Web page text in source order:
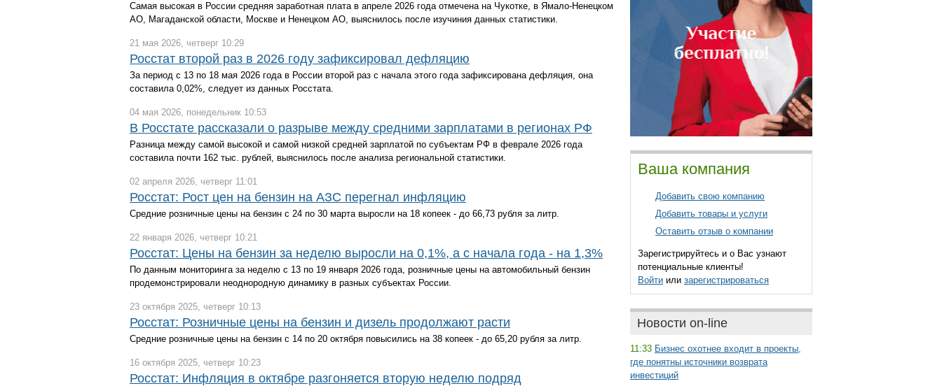
Самая высокая в России средняя заработная плата в апреле 2026 года отмечена на Чукотке, в Ямало-Ненецком
АО, Магаданской области, Москве и Ненецком АО, выяснилось после изучиния данных статистики.
21 мая 2026, четверг 10:29
Росстат второй раз в 2026 году зафиксировал дефляцию
За период с 13 по 18 мая 2026 года в России второй раз с начала этого года зафиксирована дефляция, она
составила 0,02%, следует из данных Росстата.
04 мая 2026, понедельник 10:53
В Росстате рассказали о разрыве между средними зарплатами в регионах РФ
Разница между самой высокой и самой низкой средней зарплатой по субъектам РФ в феврале 2026 года
составила почти 162 тыс. рублей, выяснилось после анализа региональной статистики.
02 апреля 2026, четверг 11:01
Росстат: Рост цен на бензин на АЗС перегнал инфляцию
Средние розничные цены на бензин с 24 по 30 марта выросли на 18 копеек - до 66,73 рубля за литр.
22 января 2026, четверг 10:21
Росстат: Цены на бензин за неделю выросли на 0,1%, а с начала года - на 1,3%
По данным мониторинга за неделю с 13 по 19 января 2026 года, розничные цены на автомобильный бензин
продемонстрировали неоднородную динамику в разных субъектах России.
23 октября 2025, четверг 10:13
Росстат: Розничные цены на бензин и дизель продолжают расти
Средние розничные цены на бензин с 14 по 20 октября повысились на 38 копеек - до 65,20 рубля за литр.
16 октября 2025, четверг 10:23
Росстат: Инфляция в октябре разгоняется вторую неделю подряд
Ваша компания
Добавить свою компанию
Добавить товары и услуги
Оставить отзыв о компании
Зарегистрируйтесь и о Вас узнают
потенциальные клиенты!
Войти или зарегистрироваться
Новости on-line
11:33 Бизнес охотнее входит в проекты,
где понятны источники возврата
инвестиций